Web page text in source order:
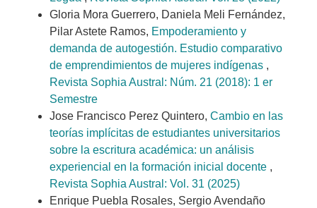
Gloria Mora Guerrero, Daniela Meli Fernández,
Pilar Astete Ramos, Empoderamiento y
demanda de autogestión. Estudio comparativo
de emprendimientos de mujeres indígenas ,
Revista Sophia Austral: Núm. 21 (2018): 1 er
Semestre
Jose Francisco Perez Quintero, Cambio en las
teorías implícitas de estudiantes universitarios
sobre la escritura académica: un análisis
experiencial en la formación inicial docente ,
Revista Sophia Austral: Vol. 31 (2025)
Enrique Puebla Rosales, Sergio Avendaño